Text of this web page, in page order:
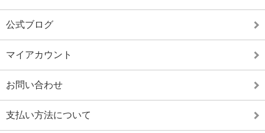
公式ブログ
マイアカウント
お問い合わせ
支払い方法について